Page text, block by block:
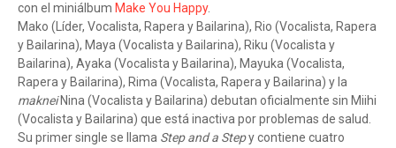
con el miniálbum Make You Happy.
Mako (Líder, Vocalista, Rapera y Bailarina), Rio (Vocalista, Rapera
y Bailarina), Maya (Vocalista y Bailarina), Riku (Vocalista y
Bailarina), Ayaka (Vocalista y Bailarina), Mayuka (Vocalista,
Rapera y Bailarina), Rima (Vocalista, Rapera y Bailarina) y la
makneiNina (Vocalista y Bailarina) debutan oficialmente sin Miihi
(Vocalista y Bailarina) que está inactiva por problemas de salud.
Su primer single se llama Step and a Stepy contiene cuatro